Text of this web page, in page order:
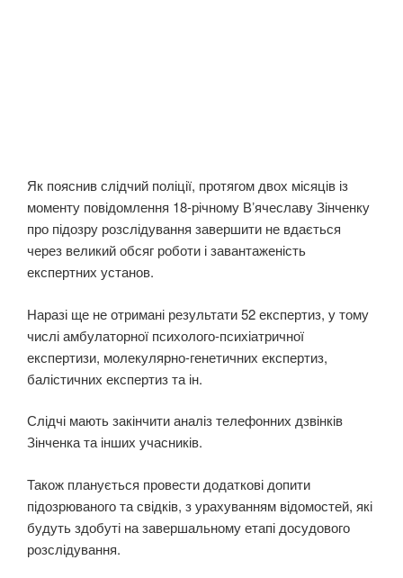
Як пояснив слідчий поліції, протягом двох місяців із
моменту повідомлення 18-річному Вʼячеславу Зінченку
про підозру розслідування завершити не вдається
через великий обсяг роботи і завантаженість
експертних установ.
Наразі ще не отримані результати 52 експертиз, у тому
числі амбулаторної психолого-психіатричної
експертизи, молекулярно-генетичних експертиз,
балістичних експертиз та ін.
Слідчі мають закінчити аналіз телефонних дзвінків
Зінченка та інших учасників.
Також планується провести додаткові допити
підозрюваного та свідків, з урахуванням відомостей, які
будуть здобуті на завершальному етапі досудового
розслідування.